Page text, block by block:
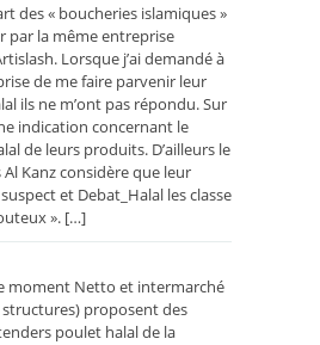
des « boucheries islamiques »
par la même entreprise
Lorsque j’ai demandé à
de me faire parvenir leur
ils ne m’ont pas répondu. Sur
indication concernant le
de leurs produits. D’ailleurs le
Kanz considère que leur
et Debat_Halal les classe
». […]
moment Netto et intermarché
proposent des
poulet halal de la